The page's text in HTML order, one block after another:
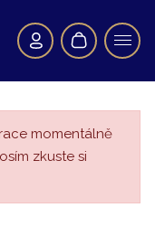
momentálně
zkuste si